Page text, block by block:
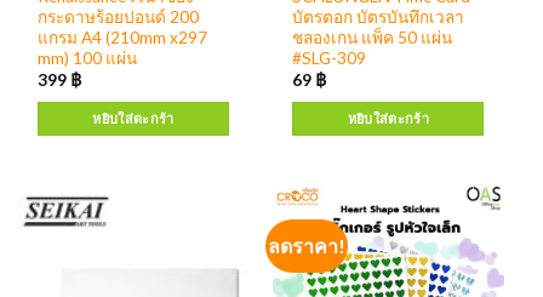
กระดาษร้อยปอนด์ 200
แกรม A4 (210mm x297
mm) 100 แผ่น
399 ฿
หยิบใส่ตะกร้า
บัตรตอก บัตรบันทึกเวลา
ชลองเกน แพ็ค 50 แผ่น
#SLG-309
69 ฿
หยิบใส่ตะกร้า
ลดราคา!